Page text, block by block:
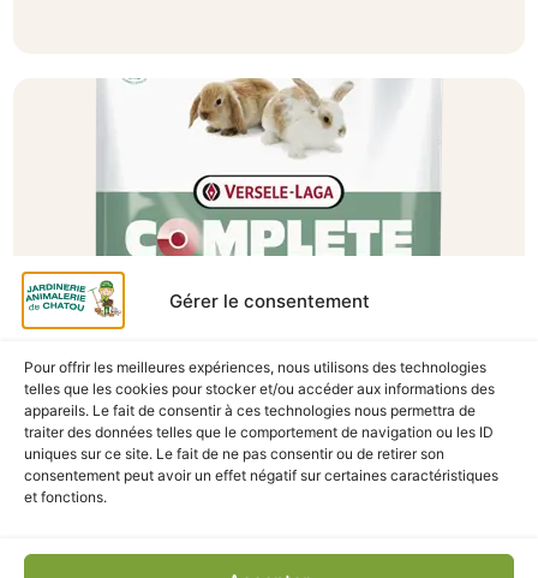
Gérer le consentement
Pour offrir les meilleures expériences, nous utilisons des technologies
telles que les cookies pour stocker et/ou accéder aux informations des
appareils. Le fait de consentir à ces technologies nous permettra de
traiter des données telles que le comportement de navigation ou les ID
uniques sur ce site. Le fait de ne pas consentir ou de retirer son
consentement peut avoir un effet négatif sur certaines caractéristiques
et fonctions.
A Catégoriser
CUNI COMPLETE JUNIOR 500GR
En stock